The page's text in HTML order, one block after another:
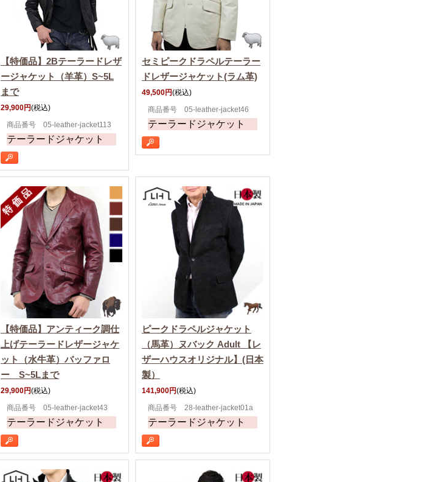
【特価品】2Bテーラードレザ
ージャケット（羊革）S~5L
まで
29,900円(税込)
商品番号 05-leather-jacket113
テーラードジャケット
セミピークドラペルテーラー
ドレザージャケット(ラム革)
49,500円(税込)
商品番号 05-leather-jacket46
テーラードジャケット
【特価品】アンティーク調仕
上げテーラードレザージャケ
ット（水牛革）バッファロ
ー S~5Lまで
29,900円(税込)
商品番号 05-leather-jacket43
テーラードジャケット
ピークドラペルジャケット
（馬革）ヌバック Adult 【レ
ザーハウスオリジナル】(日本
製）
141,900円(税込)
商品番号 28-leather-jacket01a
テーラードジャケット